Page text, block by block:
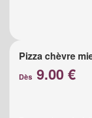
Pizza chèvre
Dès 9.00 €